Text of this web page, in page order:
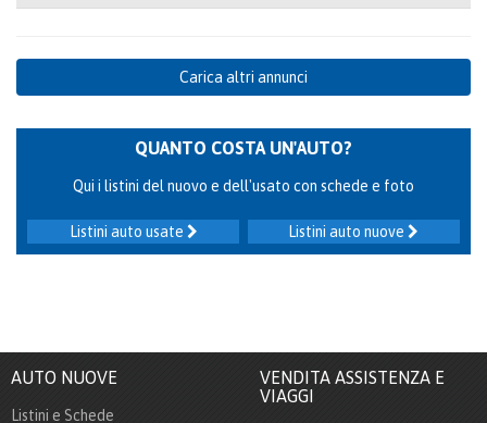
Carica altri annunci
QUANTO COSTA UN'AUTO?
Qui i listini del nuovo e dell'usato con schede e foto
Listini auto nuove
Listini auto usate
AUTO NUOVE
Listini e Schede
VENDITA ASSISTENZA E
VIAGGI